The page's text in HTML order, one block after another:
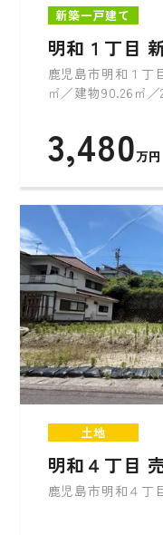
新築一戸建て
明和１丁目
鹿児島市明和１丁
㎡／建物90.26㎡
3,480万円
土地
明和４丁目
鹿児島市明和４丁